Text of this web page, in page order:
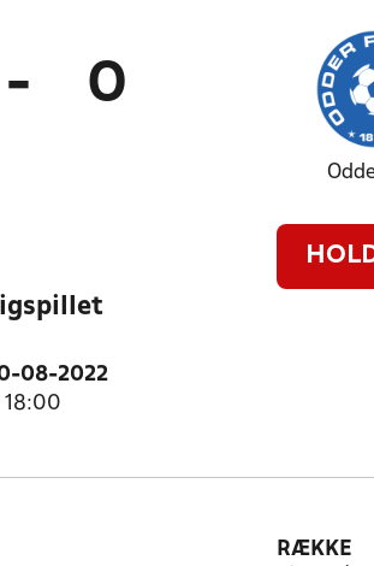
- 0
08-2022
18:00
RÆKKE